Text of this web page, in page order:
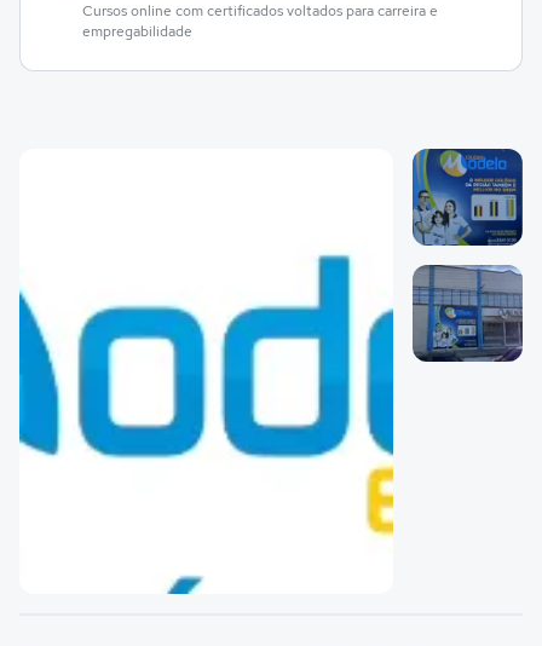
Cursos online com certificados voltados para carreira e
empregabilidade
Imagem 1